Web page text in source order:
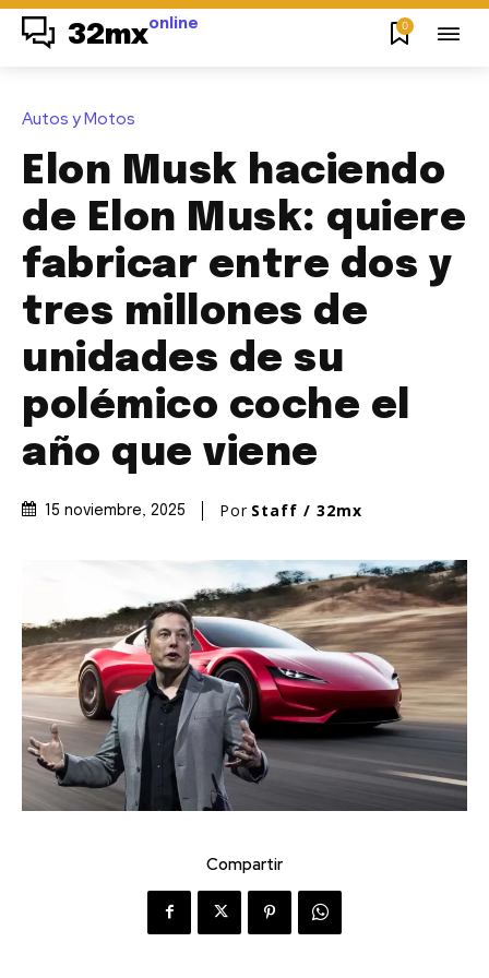
32mxonline 0
Autos y Motos
Elon Musk haciendo
de Elon Musk: quiere
fabricar entre dos y
tres millones de
unidades de su
polémico coche el
año que viene
15 noviembre, 2025 Por Staff / 32mx
Compartir